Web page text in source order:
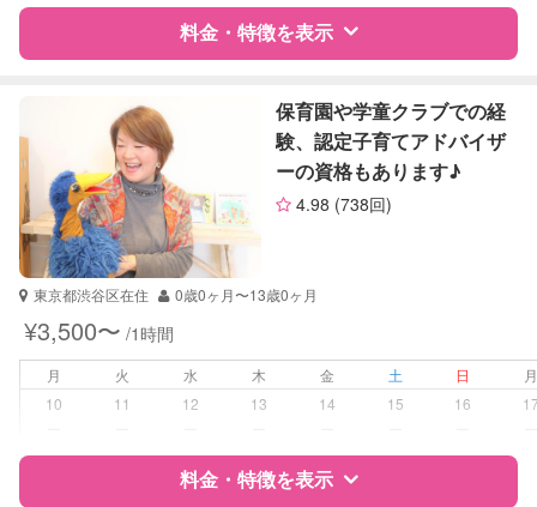
料金・特徴を表示
料金
サポートの特徴
資格
自治体届出済ベビーシッター
幼稚園教諭
学校/塾の補習・宿題 小学生
保育園や学童クラブでの経
験、認定子育てアドバイザ
ーの資格もあります♪
4.98 (738回)
東京都渋谷区在住 0歳0ヶ月〜13歳0ヶ月
¥3,500〜 /1時間
月 火 水 木 金 土 日
10
11 12 13 14 15 16
料金・特徴を表示